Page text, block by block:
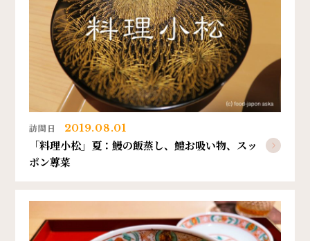
訪問日 2019.08.01
「料理小松」夏：鰻の飯蒸し、鱧お吸い物、スッ
ポン蓴菜